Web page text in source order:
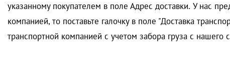
указанному покупателем в поле Адрес доставки. У нас
компанией, то поставьте галочку в поле "Доставка
транспортной компанией с учетом забора груза с нашего